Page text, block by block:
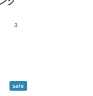
sale